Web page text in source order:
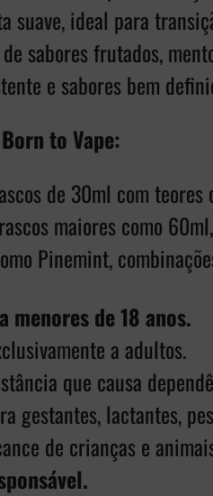
suave, ideal para
sabores frutados,
e sabores bem
to Vape:
de 30ml com
maiores como
Pinemint,
menores de 18 anos.
a adultos.
que causa
gestantes, lactantes,
de crianças e